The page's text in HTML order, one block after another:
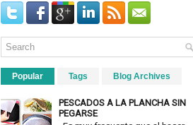
Popular Tags Blog Archives
PESCADOS A LA PLANCHA SIN
PEGARSE